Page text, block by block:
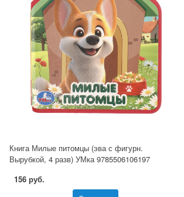
Книга Милые питомцы (эва с фигурн.
Вырубкой, 4 разв) УМка 9785506106197
156 руб.